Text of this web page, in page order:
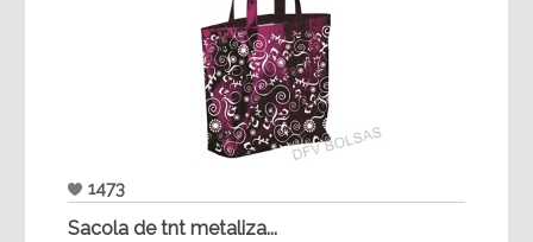
1473
Sacola de tnt metaliza...